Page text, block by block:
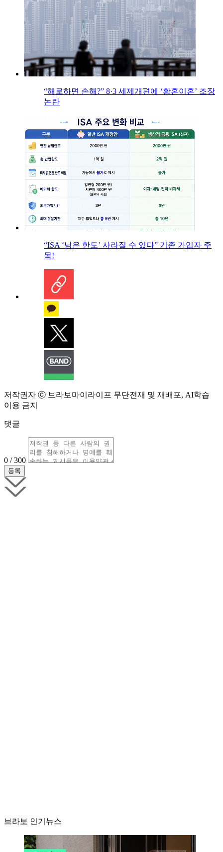
“해로하면 손해?” 8·3 세제개편에 ‘황혼이혼’ 조장
논란
“ISA ‘남은 한도’ 사라질 수 있다” 기존 가입자 주
목!
저작권자 ⓒ 브라보마이라이프 무단전재 및 재배포, AI학습
이용 금지
댓글
0 / 300
브라보 인기뉴스